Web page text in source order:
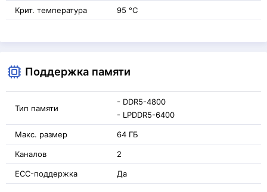
Крит. температура 95 °C
Поддержка памяти
Тип памяти
- DDR5-4800
- LPDDR5-6400
Макс. размер 64 ГБ
Каналов 2
ECC-поддержка Да